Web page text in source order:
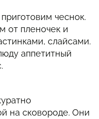
чеснок.
от пленочек и
слайсами.
аппетитный
на сковороде. Они